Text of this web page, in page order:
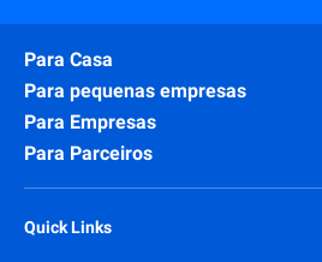
Para Casa
Para pequenas empresas
Para Empresas
Para Parceiros
Quick Links